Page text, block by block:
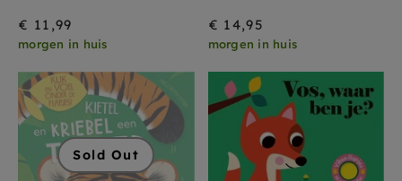
€ 11,99
morgen in huis
€ 14,95
morgen in huis
Sold Out